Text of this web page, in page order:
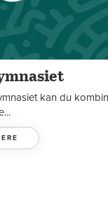
kan du